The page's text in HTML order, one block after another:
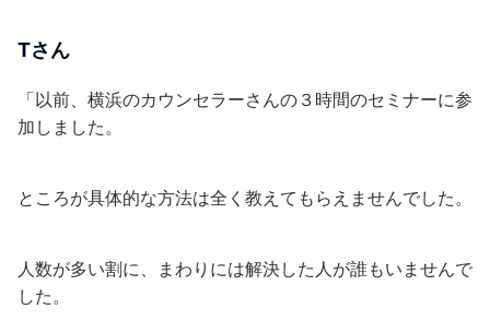
Tさん
「以前、横浜のカウンセラーさんの３時間のセミナーに参
加しました。
ところが具体的な方法は全く教えてもらえませんでした。
人数が多い割に、まわりには解決した人が誰もいませんで
した。